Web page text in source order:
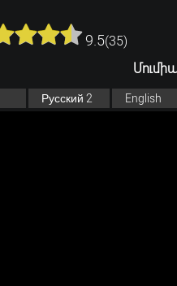
9.5(35)
Русский 2 English